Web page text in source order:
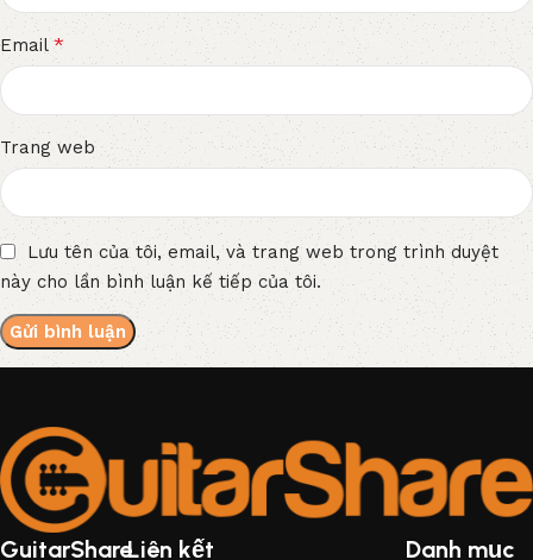
Email*
Trang web
Lưu tên của tôi, email, và trang web trong trình duyệt
này cho lần bình luận kế tiếp của tôi.
GuitarShareLiên kết Danh mục